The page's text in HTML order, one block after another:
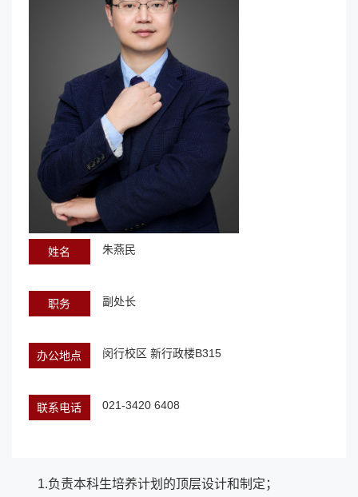
姓名 朱燕民
职务 副处长
办公地点 闵行校区 新行政楼B315
联系电话 021-3420 6408
1.负责本科生培养计划的顶层设计和制定；